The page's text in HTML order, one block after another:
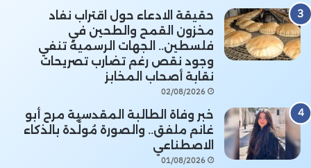
حقيقة الادعاء حول اقتراب نفاد
مخزون القمح والطحين في
فلسطين.. الجهات الرسمية تنفي
وجود نقص رغم تضارب تصريحات
نقابة أصحاب المخابز
02/08/2026
خبر وفاة الطالبة المقدسية مرح أبو
غانم ملفق.. والصورة مُولَّدة بالذكاء
الاصطناعي
01/08/2026